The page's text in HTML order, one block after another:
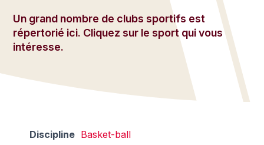
Un grand nombre de clubs sportifs est
répertorié ici. Cliquez sur le sport qui vous
intéresse.
Discipline Basket-ball